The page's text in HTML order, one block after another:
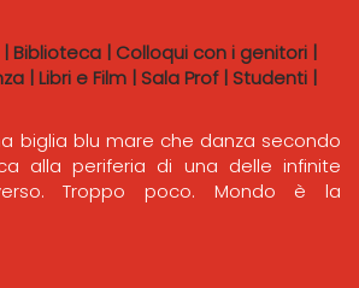
| Biblioteca | Colloqui con i genitori |
| Libri e Film | Sala Prof| Studenti |
biglia blu mare che danza secondo
alla periferia di una delle infinite
Troppo poco. Mondo è la